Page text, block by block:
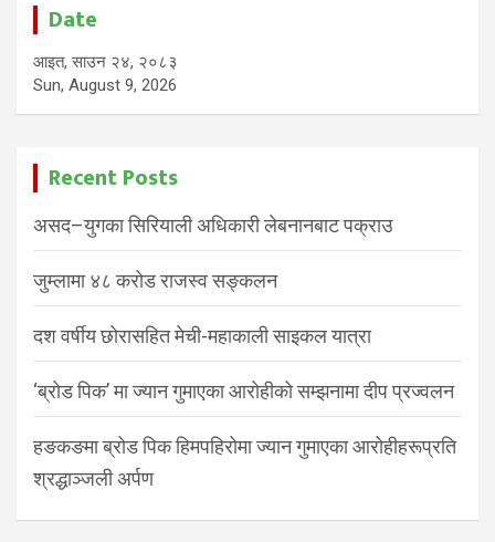
Date
आइत, साउन २४, २०८३
Sun, August 9, 2026
Recent Posts
असद–युगका सिरियाली अधिकारी लेबनानबाट पक्राउ
जुम्लामा ४८ करोड राजस्व सङ्कलन
दश वर्षीय छोरासहित मेची-महाकाली साइकल यात्रा
‘ब्रोड पिक’ मा ज्यान गुमाएका आरोहीको सम्झनामा दीप प्रज्वलन
हङकङमा ब्रोड पिक हिमपहिरोमा ज्यान गुमाएका आरोहीहरूप्रति
श्रद्धाञ्जली अर्पण